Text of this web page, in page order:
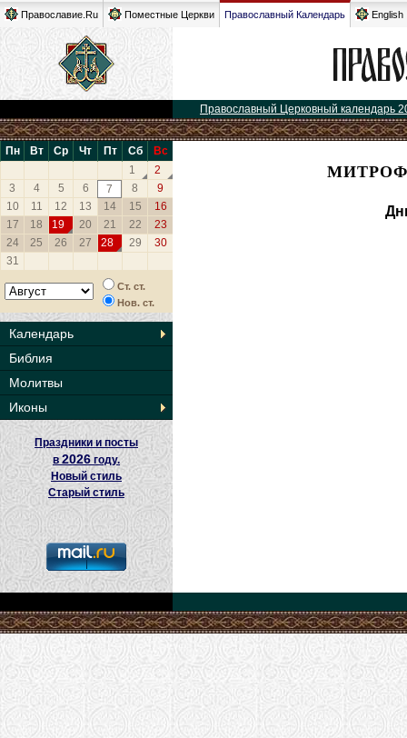
Православие.Ru Поместные Церкви Православный Календарь English
Православный Церковный календарь
Пн Вт Ср Чт Пт Сб
Вс
1
2
3
4 5 6 7 8
9
10
11 12 13 14 15
16
17
18 19 20 21 22
23
24
25 26 27 28 29
30
31
Ст. ст.
Нов. ст.
Календарь
Библия
Молитвы
Иконы
Праздники и посты
в2026 году.
Новый стиль
Старый стиль